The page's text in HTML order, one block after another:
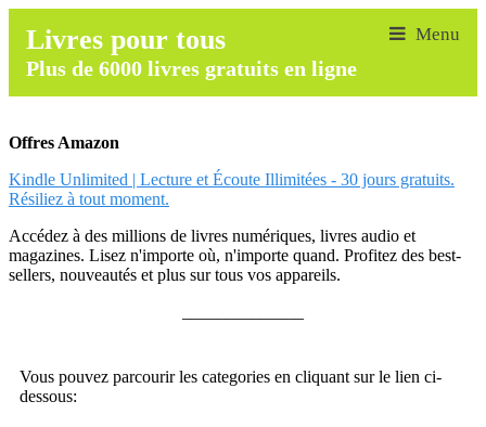
Livres pour tous
Plus de 6000 livres gratuits en ligne
Offres Amazon
Kindle Unlimited | Lecture et Écoute Illimitées - 30 jours gratuits.
Résiliez à tout moment.
Accédez à des millions de livres numériques, livres audio et
magazines. Lisez n'importe où, n'importe quand. Profitez des best-
sellers, nouveautés et plus sur tous vos appareils.
Vous pouvez parcourir les categories en cliquant sur le lien ci-
dessous: